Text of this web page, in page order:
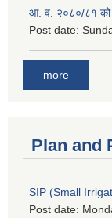
आ. व. २०८०/८१ को
Post date:
more
Plan and
SIP (Small
Post date: